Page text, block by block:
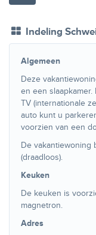
Indeling
Algemeen
Deze
en een
TV (internationale
auto kunt u
voorzien van een
De vakantiewoning
(draadloos).
Keuken
De keuken is
magnetron.
Adres